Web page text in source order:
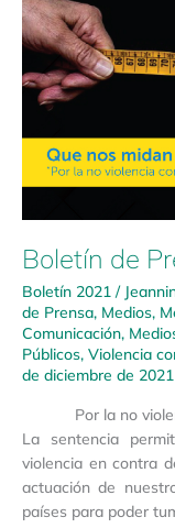
Boletín de
Boletín 2021 /
de Prensa, Medios,
Comunicación,
Públicos, Violencia
de diciembre de 2021
Por la no
La sentencia
violencia en contra
actuación de
países para poder
Prensa
34